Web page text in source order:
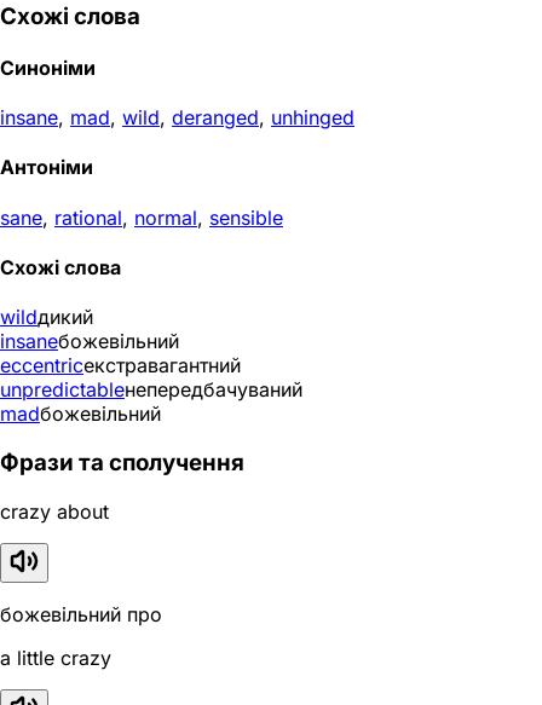
Схожі слова
Синоніми
insane, mad, wild, deranged, unhinged
Антоніми
sane, rational, normal, sensible
Схожі слова
wildдикий
insaneбожевільний
eccentricекстравагантний
unpredictableнепередбачуваний
madбожевільний
Фрази та сполучення
crazy about
божевільний про
a little crazy